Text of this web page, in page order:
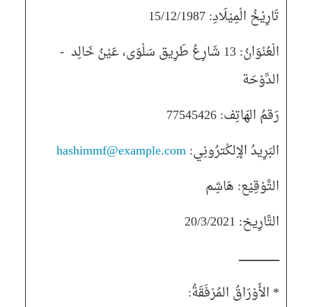
تَارِيْخُ الْمِيْلَادِ: 15/12/1987
الْعُنْوَانُ: 13 شَارِعُ طَرِيق سَلْوَى، عَيْنُ خَالِد -
الدَّوْحَة
رَقمُ الهَاتِف: 77545426
البَرِيدُ الإِلكْترُونِي:
hashimmf@example.com
التَّوْقِيْع: هَاشِم
التَّارِيخ: 20/3/2021
ـــــــــــــــــــــــــــــ
* الأَوْرَاقُ المُرْفَقَةُ: